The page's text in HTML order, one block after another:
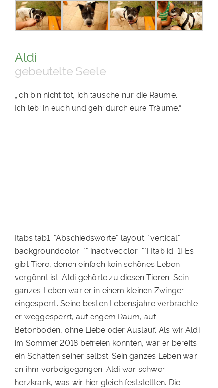
PATENSCHAFTEN
HELFER WERDEN
RATGEBER
Aldi
gebeutelte Seele
„Ich bin nicht tot, ich tausche nur die Räume.
Ich leb‘ in euch und geh‘ durch eure Träume.“
[tabs tab1="Abschiedsworte" layout="vertical"
backgroundcolor="" inactivecolor=""] [tab id=1] Es
gibt Tiere, denen einfach kein schönes Leben
vergönnt ist. Aldi gehörte zu diesen Tieren. Sein
ganzes Leben war er in einem kleinen Zwinger
eingesperrt. Seine besten Lebensjahre verbrachte
er weggesperrt, auf engem Raum, auf
Betonboden, ohne Liebe oder Auslauf. Als wir Aldi
im Sommer 2018 befreien konnten, war er bereits
ein Schatten seiner selbst. Sein ganzes Leben war
an ihm vorbeigegangen. Aldi war schwer
herzkrank, was wir hier gleich feststellten. Die